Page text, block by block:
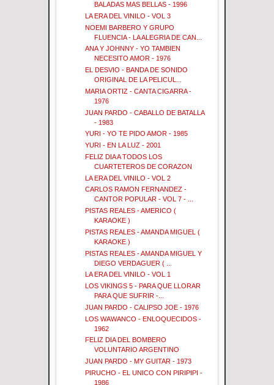
BALADAS MAS BELLAS - 1996
LA ERA DEL VINILO - VOL 3
NOEMI BARBERO Y GRUPO
FLUENCIA - LA ALEGRIA DE CAN...
ANA Y JOHNNY - YO TAMBIEN
NECESITO AMOR - 1976
EL DESVIO - BANDA DE SONIDO
ORIGINAL DE LA PELICUL...
MARIA ORTIZ - CANTA CIGARRA -
1976
JUAN PARDO - CABALLO DE BATALLA
- 1983
YURI - YO TE PIDO AMOR - 1985
YURI - EN LA LUZ - 2001
FELIZ DIA A TODOS LOS
CUARTETEROS DE CORAZON
LA ERA DEL VINILO - VOL 2
CARLOS RAMON FERNANDEZ -
CANTOR POPULAR - VOL 7 - ...
PISTAS REALES - AMERICO (
KARAOKE )
PISTAS REALES - AMANDA MIGUEL (
KARAOKE )
PISTAS REALES - AMANDA MIGUEL Y
DIEGO VERDAGUER ( ...
LA ERA DEL VINILO - VOL 1
LOS VIKINGS 5 - PARA QUE LLORAR
PARA QUE SUFRIR -...
JUAN PARDO - CALIPSO JOE - 1976
LOS WAWANCO - ENLOQUECIDOS -
1962
FELIZ DIA DEL BOMBERO
VOLUNTARIO ARGENTINO
JUAN PARDO - MY GUITAR - 1973
PIRUCHO - EL UNICO CON PIRIPIPI -
1986